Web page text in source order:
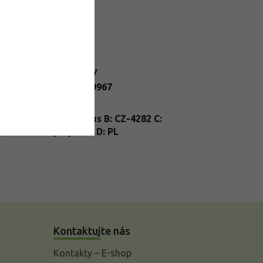
Čierne bazy
2284900339967
A: Sambucus B: CZ-4282 C:
23/FP/0035 D: PL
Kontaktujte nás
Kontakty – E-shop